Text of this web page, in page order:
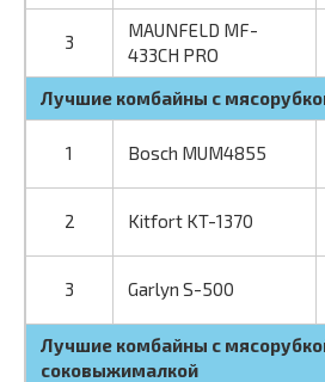
3
MAUNFELD MF-
433CH PRO
Лучшие комбайны с
1 Bosch MUM4855
2 Kitfort KT-1370
3 Garlyn S-500
Лучшие комбайны с
соковыжималкой